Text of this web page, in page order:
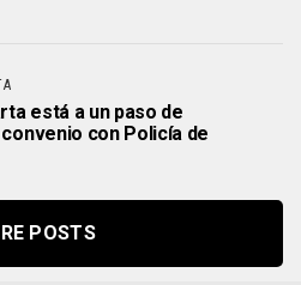
está a un paso de
con Policía de
POSTS